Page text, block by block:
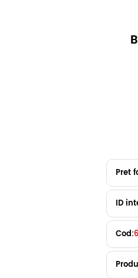
Pret
ID
Cod: